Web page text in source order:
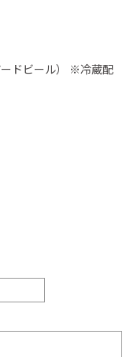
ードビール） ※冷蔵配